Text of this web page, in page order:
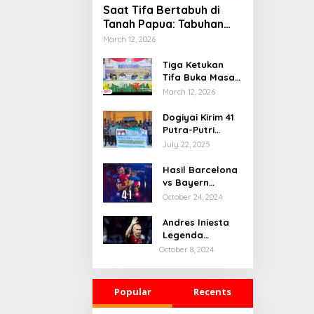
Saat Tifa Bertabuh di
Tanah Papua: Tabuhan
Tradisi yang Menyatukan
Sosial
March 12, 2026
Tiga Ketukan
Tifa Buka Masa
Depan Dogiyai,
Tebai Resmi
Mulai
Musrenbang
March 12, 2026
Dogiyai Kirim 41
Putra-Putri
Terbaik ke India
Komitmen Nyata
Bupati Dogiyai
Mencetak
Depan
July 22, 2025
Hasil Barcelona
vs Bayern
Munchen: 4-1
October 24, 2024
Andres Iniesta
Legenda
Barcelona
October 8, 2024
Popular Recents